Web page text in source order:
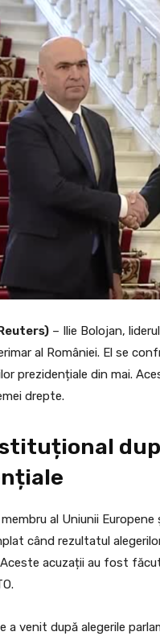
– Ilie Bolojan,
al României. El se
prezidențiale din mai.
drepte.
al Uniunii
când rezultatul
acuzații au fost
a venit după alegerile